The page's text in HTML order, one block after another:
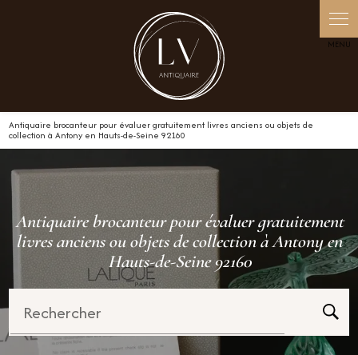
Antiquaire brocanteur pour évaluer gratuitement livres anciens ou objets de
collection à Antony en Hauts-de-Seine 92160
Antiquaire brocanteur pour évaluer gratuitement
livres anciens ou objets de collection à Antony en
Hauts-de-Seine 92160
Rechercher
Panneau de gestion des cookies